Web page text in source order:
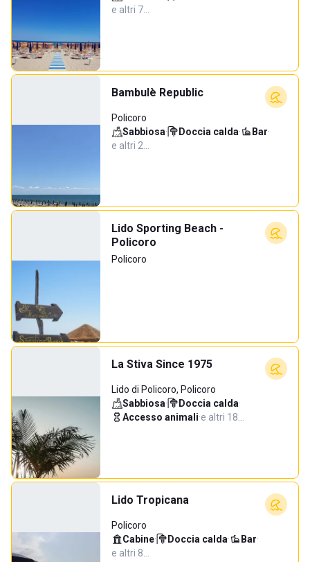
e altri 7…
Bambulè Republic
Policoro
Sabbiosa· Doccia calda· Bar·
e altri 2…
Lido Sporting Beach -
Policoro
Policoro
La Stiva Since 1975
Lido di Policoro, Policoro
Sabbiosa· Doccia calda·
Accesso animali·e altri 18…
Lido Tropicana
Policoro
Cabine· Doccia calda· Bar·
e altri 8…